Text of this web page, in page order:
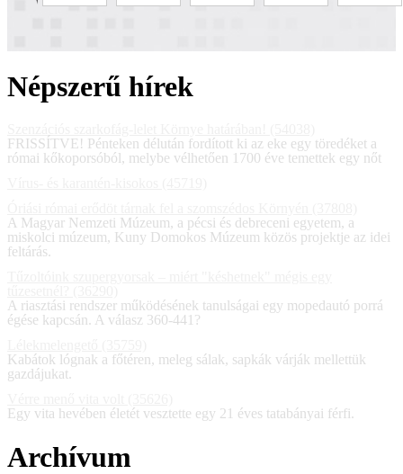
Népszerű hírek
FRISSÍTVE! Pénteken délután fordított ki az eke egy töredéket a
római kőkoporsóból, melybe vélhetően 1700 éve temettek egy nőt
A Magyar Nemzeti Múzeum, a pécsi és debreceni egyetem, a
miskolci múzeum, Kuny Domokos Múzeum közös projektje az idei
feltárás.
A riasztási rendszer működésének tanulságai egy mopedautó porrá
égése kapcsán. A válasz 360-441?
Kabátok lógnak a főtéren, meleg sálak, sapkák várják mellettük
gazdájukat.
Egy vita hevében életét vesztette egy 21 éves tatabányai férfi.
Archívum